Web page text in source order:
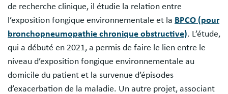
de recherche clinique, il étudie la relation entre
l’exposition fongique environnementale et la BPCO (pour
bronchopneumopathie chronique obstructive). L’étude,
qui a débuté en 2021, a permis de faire le lien entre le
niveau d’exposition fongique environnementale au
domicile du patient et la survenue d’épisodes
d’exacerbation de la maladie. Un autre projet, associant